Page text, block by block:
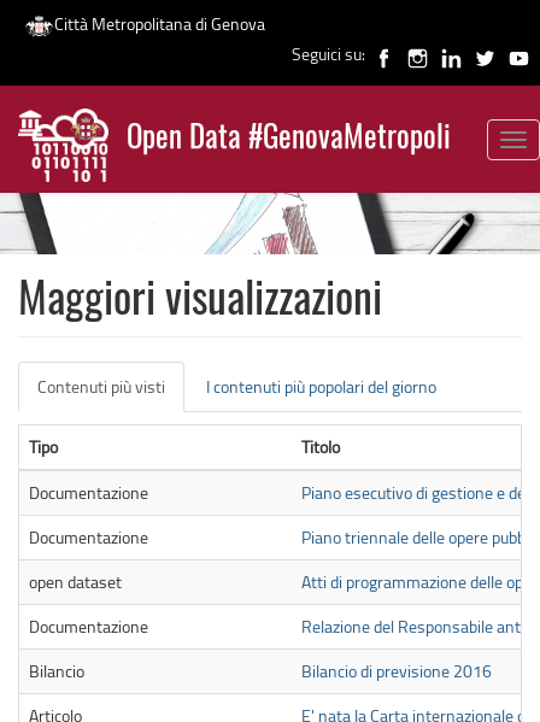
Salta
contenuto
principale
Città Metropolitana di Genova
Seguici su:
Open Data #GenovaMetropoli
News
Maggiori visualizzazioni
Schede
primarie
Contenuti più visti (scheda
attiva)
I contenuti più popolari del giorno
Tipo
Titolo
Documentazione
Piano esecutivo di gestione e
Documentazione
Piano triennale delle opere
open dataset
Atti di programmazione delle
Documentazione
Relazione del Responsabile
Bilancio
Bilancio di previsione 2016
Articolo
E' nata la Carta internazionale